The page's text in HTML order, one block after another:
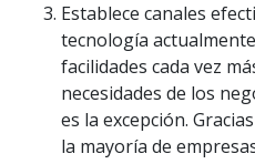
Establece canales
tecnología
facilidades cada vez
necesidades de los
es la excepción.
la mayoría de